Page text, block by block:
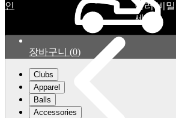
인
눌러 비
세요.
장바구니 (0)
Clubs
Apparel
Balls
Accessories